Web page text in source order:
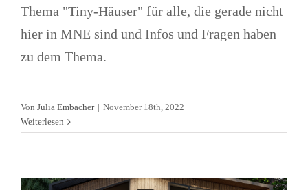
Thema "Tiny-Häuser" für alle, die gerade nicht
hier in MNE sind und Infos und Fragen haben
zu dem Thema.
Von Julia Embacher | November 18th, 2022
Weiterlesen
„Tiny-Häuser“